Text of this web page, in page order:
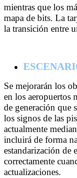
mientras que los
mapa de bits. La
la transición entre
Se mejorarán los
en los aeropuertos
de generación que
los signos de las
actualmente
incluirá de forma
estandarización de
correctamente
actualizaciones.